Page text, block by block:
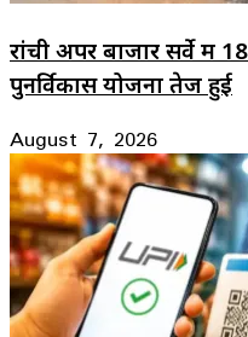
रांची अपर बाजार सर्वे में
पुनर्विकास योजना तेज हुई
August 7, 2026